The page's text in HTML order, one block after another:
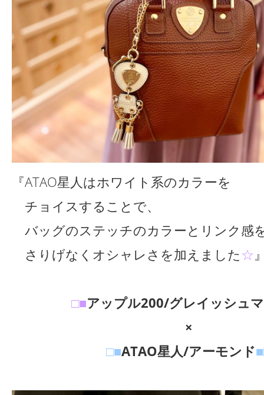
『ATAO星人はホワイト系のカラーを
チョイスすることで、
バッグのステッチのカラーとリンク感
さりげなくオシャレさを加えました ☆
□■アップル200/グレイッシュ
×
□■ATAO星人/アーモンド